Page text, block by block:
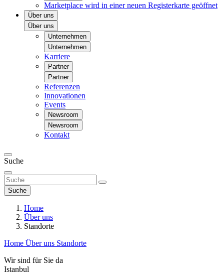
Marketplace wird in einer neuen Registerkarte geöffnet
Über uns
Über uns
Unternehmen
Unternehmen
Karriere
Partner
Partner
Referenzen
Innovationen
Events
Newsroom
Newsroom
Kontakt
Suche
Suche
Home
Über uns
Standorte
Home Über uns Standorte
Wir sind für Sie da
Istanbul